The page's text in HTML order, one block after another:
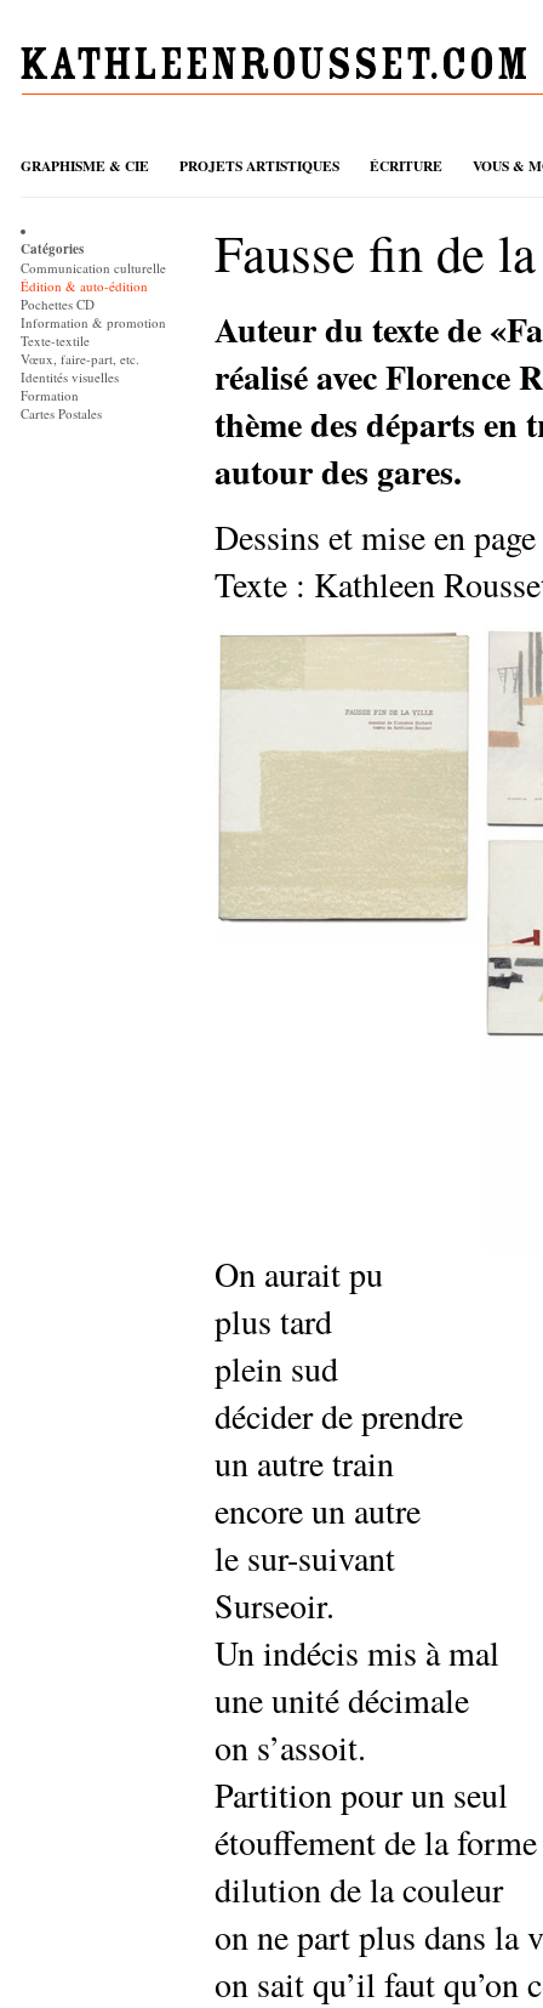
GRAPHISME & CIE PROJETS ARTISTIQUES ÉCRITURE VOUS &
Catégories
Communication culturelle
Édition & auto-édition
Pochettes CD
Information & promotion
Texte-textile
Vœux, faire-part, etc.
Identités visuelles
Formation
Cartes Postales
Fausse fin de
Auteur du texte de
réalisé avec Florence
thème des départs en
autour des gares.
Dessins et mise en
Texte : Kathleen
On aurait pu
plus tard
plein sud
décider de prendre
un autre train
encore un autre
le sur-suivant
Surseoir.
Un indécis mis à mal
une unité décimale
on s’assoit.
Partition pour un seul
étouffement de la forme
dilution de la couleur
on ne part plus dans la
on sait qu’il faut qu’on